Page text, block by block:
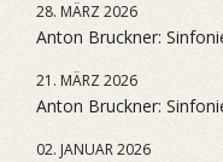
28. MÄRZ 2026
Anton Bruckner:
21. MÄRZ 2026
Anton Bruckner:
02. JANUAR 2026